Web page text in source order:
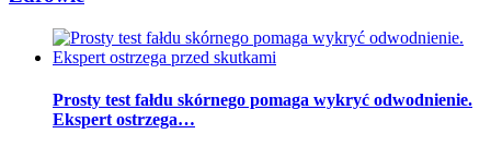
Prosty test fałdu skórnego pomaga wykryć odwodnienie.
Ekspert ostrzega…